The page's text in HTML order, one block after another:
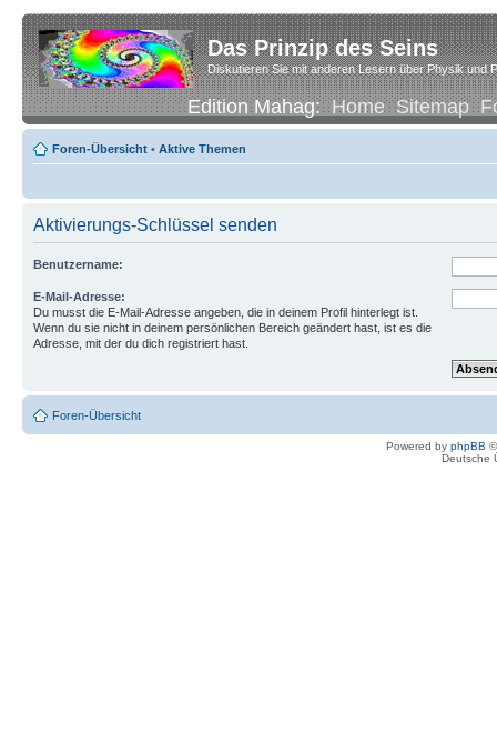
Das Prinzip des Seins
Diskutieren Sie mit anderen Lesern über Physik und
Edition Mahag:Home Sitemap
Foren-Übersicht • Aktive Themen
Aktivierungs-Schlüssel senden
Benutzername:
E-Mail-Adresse:
Du musst die E-Mail-Adresse angeben, die in deinem Profil hinterlegt ist.
Wenn du sie nicht in deinem persönlichen Bereich geändert hast, ist es die
Adresse, mit der du dich registriert hast.
Foren-Übersicht
Powered by phpBB
Deutsche